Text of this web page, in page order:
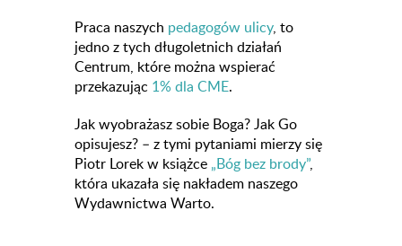
Praca naszych pedagogów ulicy, to
jedno z tych długoletnich działań
Centrum, które można wspierać
przekazując 1% dla CME.
Jak wyobrażasz sobie Boga? Jak Go
opisujesz? – z tymi pytaniami mierzy się
Piotr Lorek w książce „Bóg bez brody”,
która ukazała się nakładem naszego
Wydawnictwa Warto.